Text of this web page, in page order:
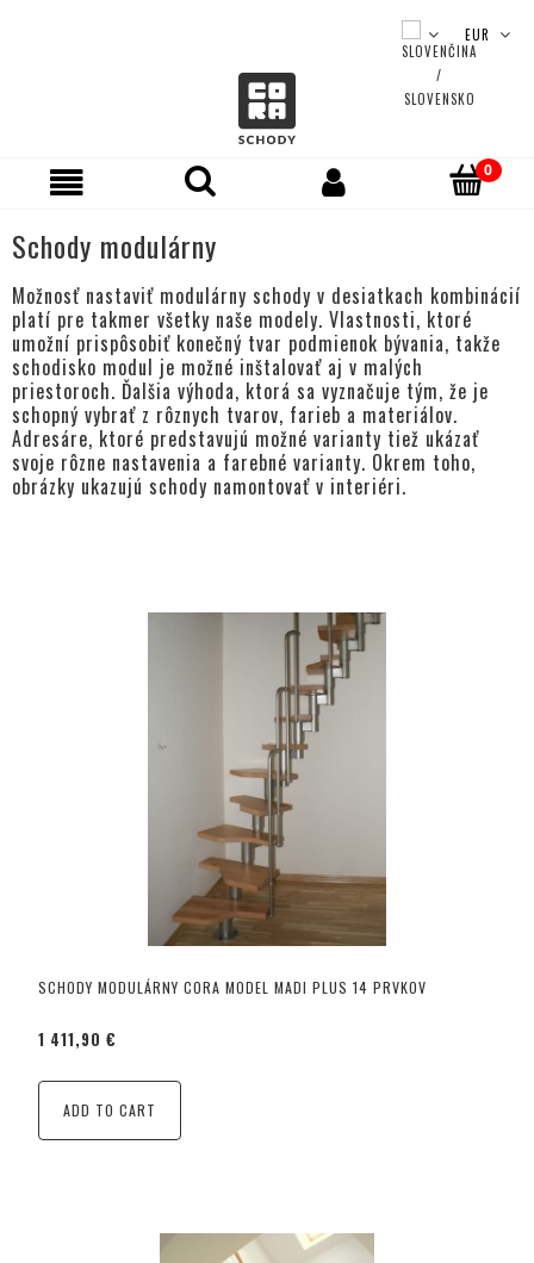
Schody modulárny
Možnosť nastaviť modulárny schody v desiatkach kombinácií
platí pre takmer všetky naše modely. Vlastnosti, ktoré
umožní prispôsobiť konečný tvar podmienok bývania, takže
schodisko modul je možné inštalovať aj v malých
priestoroch. Ďalšia výhoda, ktorá sa vyznačuje tým, že je
schopný vybrať z rôznych tvarov, farieb a materiálov.
Adresáre, ktoré predstavujú možné varianty tiež ukázať
svoje rôzne nastavenia a farebné varianty. Okrem toho,
obrázky ukazujú schody namontovať v interiéri.
SCHODY MODULÁRNY CORA MODEL MADI PLUS 14 PRVKOV
1 411,90 €
ADD TO CART